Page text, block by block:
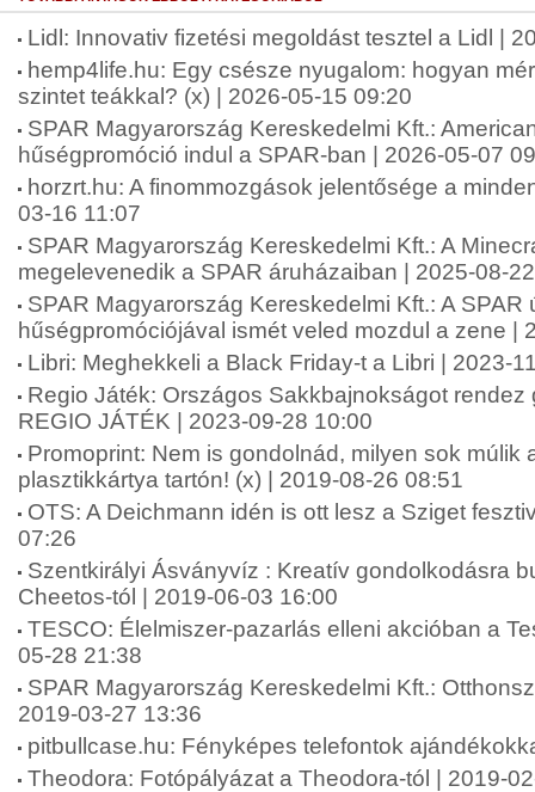
Lidl: Innovativ fizetési megoldást tesztel a Lidl |
hemp4life.hu: Egy csésze nyugalom: hogyan
szintet teákkal? (x) | 2026-05-15 09:20
SPAR Magyarország Kereskedelmi Kft.:
hűségpromóció indul a SPAR-ban | 2026-05-07
horzrt.hu: A finommozgások jelentősége a
03-16 11:07
SPAR Magyarország Kereskedelmi Kft.: A
megelevenedik a SPAR áruházaiban | 2025-08-
SPAR Magyarország Kereskedelmi Kft.: A SPAR
hűségpromóciójával ismét veled mozdul a zene |
Libri: Meghekkeli a Black Friday-t a Libri | 2023-
Regio Játék: Országos Sakkbajnokságot rendez
REGIO JÁTÉK | 2023-09-28 10:00
Promoprint: Nem is gondolnád, milyen sok múlik
plasztikkártya tartón! (x) | 2019-08-26 08:51
OTS: A Deichmann idén is ott lesz a Sziget
07:26
Szentkirályi Ásványvíz : Kreatív gondolkodásra
Cheetos-tól | 2019-06-03 16:00
TESCO: Élelmiszer-pazarlás elleni akcióban a
05-28 21:38
SPAR Magyarország Kereskedelmi Kft.:
2019-03-27 13:36
pitbullcase.hu: Fényképes telefontok
Theodora: Fotópályázat a Theodora-tól | 2019-